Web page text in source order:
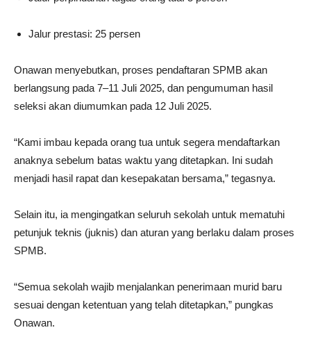
Jalur prestasi: 25 persen
Onawan menyebutkan, proses pendaftaran SPMB akan
berlangsung pada 7–11 Juli 2025, dan pengumuman hasil
seleksi akan diumumkan pada 12 Juli 2025.
“Kami imbau kepada orang tua untuk segera mendaftarkan
anaknya sebelum batas waktu yang ditetapkan. Ini sudah
menjadi hasil rapat dan kesepakatan bersama,” tegasnya.
Selain itu, ia mengingatkan seluruh sekolah untuk mematuhi
petunjuk teknis (juknis) dan aturan yang berlaku dalam proses
SPMB.
“Semua sekolah wajib menjalankan penerimaan murid baru
sesuai dengan ketentuan yang telah ditetapkan,” pungkas
Onawan.